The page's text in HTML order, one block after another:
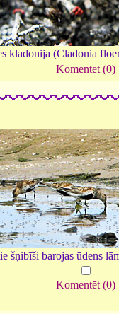
kladonija (Cladonia
Komentēt (0)
šņibīši barojas ūdens
Komentēt (0)